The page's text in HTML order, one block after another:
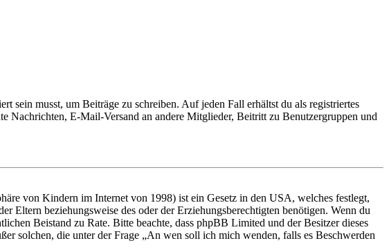
sein musst, um Beiträge zu schreiben. Auf jeden Fall erhältst du als registriertes
E-Mail-Versand an andere Mitglieder, Beitritt zu Benutzergruppen und
von Kindern im Internet von 1998) ist ein Gesetz in den USA, welches festlegt,
Eltern beziehungsweise des oder der Erziehungsberechtigten benötigen. Wenn du
Beistand zu Rate. Bitte beachte, dass phpBB Limited und der Besitzer dieses
solchen, die unter der Frage „An wen soll ich mich wenden, falls es Beschwerden